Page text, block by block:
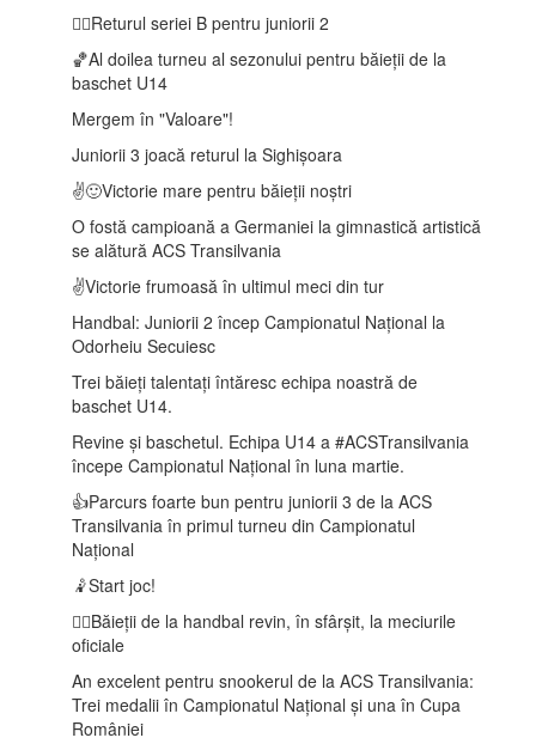
🤾‍♂️Returul seriei B pentru juniorii 2
🏀Al doilea turneu al sezonului pentru băieții de la
baschet U14
Mergem în "Valoare"!
Juniorii 3 joacă returul la Sighișoara
✌️🙂Victorie mare pentru băieții noștri
O fostă campioană a Germaniei la gimnastică artistică
se alătură ACS Transilvania
✌️Victorie frumoasă în ultimul meci din tur
Handbal: Juniorii 2 încep Campionatul Național la
Odorheiu Secuiesc
Trei băieți talentați întăresc echipa noastră de
baschet U14.
Revine și baschetul. Echipa U14 a #ACSTransilvania
începe Campionatul Național în luna martie.
👍Parcurs foarte bun pentru juniorii 3 de la ACS
Transilvania în primul turneu din Campionatul
Național
🤾Start joc!
🤾‍♂️Băieții de la handbal revin, în sfârșit, la meciurile
oficiale
An excelent pentru snookerul de la ACS Transilvania:
Trei medalii în Campionatul Național și una în Cupa
României